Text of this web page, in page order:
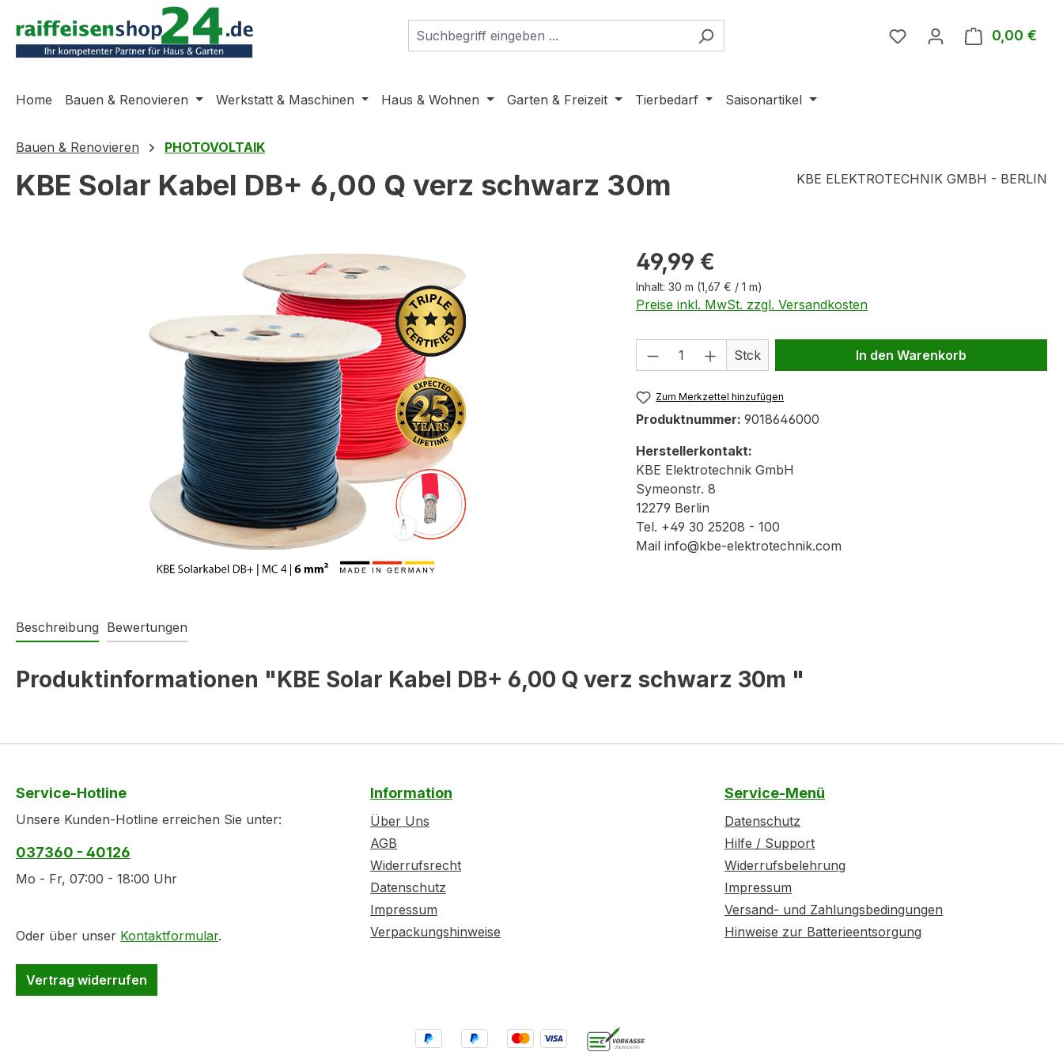
Hauptinhalt springen
Zur Suche springen
Zur Hauptnavigation springen
0,00 €
Home Bauen & Renovieren Werkstatt & Maschinen Haus & Wohnen Garten & Freizeit Tierbedarf Saisonartikel
Bauen & Renovieren PHOTOVOLTAIK
KBE Solar Kabel DB+ 6,00 Q verz schwarz 30m KBE ELEKTROTECHNIK GMBH - BERLIN
Regulärer Preis:
49,99 €
Inhalt: 30 m (1,67 € / 1 m)
Preise inkl. MwSt. zzgl. Versandkosten
Produkt Anzahl: Gib den gewünschten Wert
Stck In den Warenkorb
Zum Merkzettel hinzufügen
Produktnummer: 9018646000
Herstellerkontakt:
KBE Elektrotechnik GmbH
Symeonstr. 8
12279 Berlin
Tel. +49 30 25208 - 100
Mail info@kbe-elektrotechnik.com
Beschreibung Bewertungen
Produktinformationen "KBE Solar Kabel DB+ 6,00 Q verz schwarz 30m "
Service-Hotline
Unsere Kunden-Hotline erreichen Sie unter:
037360 - 40126
Mo - Fr, 07:00 - 18:00 Uhr
Oder über unser Kontaktformular.
Vertrag widerrufen
Information
Über Uns
AGB
Widerrufsrecht
Datenschutz
Impressum
Verpackungshinweise
Service-Menü
Datenschutz
Hilfe / Support
Widerrufsbelehrung
Impressum
Versand- und Zahlungsbedingungen
Hinweise zur Batterieentsorgung